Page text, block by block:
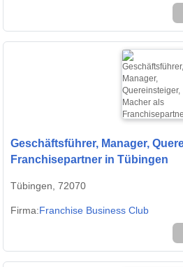
Geschäftsführer, Manager,
Franchisepartner in Tübingen
Tübingen, 72070
Firma:Franchise Business Club